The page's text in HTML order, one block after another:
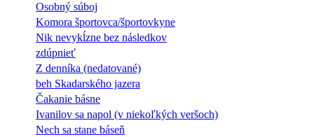
Osobný súboj
Komora športovca/športovkyne
Nik nevykĺzne bez následkov
zdúpnieť
Z denníka (nedatované)
beh Skadarského jazera
Čakanie básne
Ivanilov sa napol (v niekoľkých veršoch)
Nech sa stane báseň